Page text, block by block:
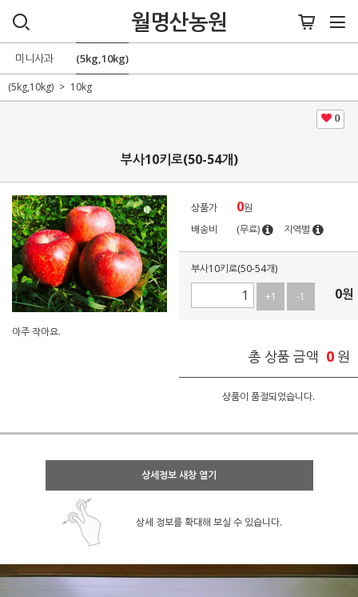
월명산농원
미니사과 (5kg,10kg)
(5kg,10kg) 10kg
0
부사10키로(50-54개)
아주 작아요.
상품가 0원
배송비
(무료) 지역별
부사10키로(50-54개)
+1 -1 0원
총 상품 금액 0 원
상품이 품절되었습니다.
상세정보 새창 열기
상세 정보를 확대해 보실 수 있습니다.